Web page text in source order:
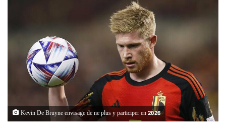
Kevin De Bruyne envisage de ne plus y participer en 2026